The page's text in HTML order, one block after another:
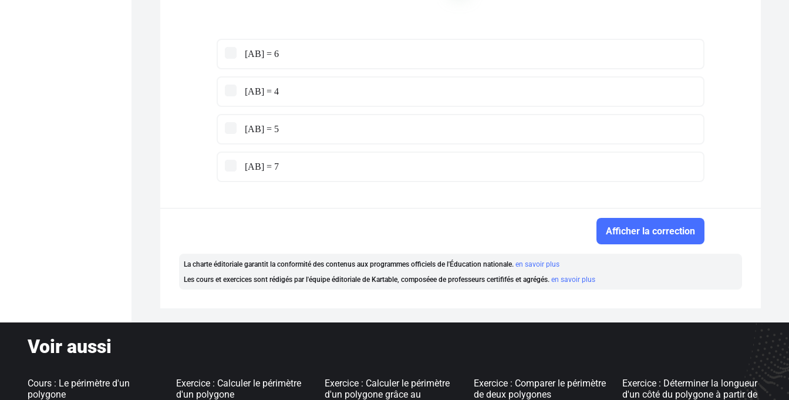
[AB] = 6
[AB] = 4
[AB] = 5
[AB] = 7
Afficher la correction
La charte éditoriale garantit la conformité des contenus aux programmes officiels de l'Éducation nationale. en savoir plus
Les cours et exercices sont rédigés par l'équipe éditoriale de Kartable, composéee de professeurs certififés et agrégés. en savoir plus
Voir aussi
Cours : Le périmètre d'un
polygone
Exercice : Calculer le périmètre
d'un polygone
Exercice : Calculer le périmètre
d'un polygone grâce au
Exercice : Comparer le périmètre
de deux polygones
Exercice : Déterminer la longueur
d'un côté du polygone à partir de